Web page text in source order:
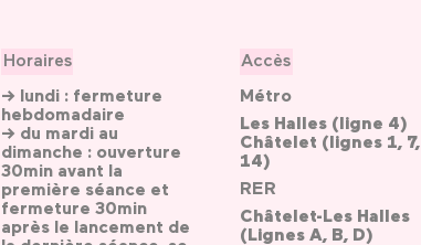
Horaires
→ lundi : fermeture
hebdomadaire
→ du mardi au
dimanche : ouverture
30min avant la
première séance et
fermeture 30min
après le lancement de
Accès
Métro
Les Halles (ligne 4)
Châtelet (lignes 1, 7,
14)
RER
Châtelet-Les Halles
(Lignes A, B, D)